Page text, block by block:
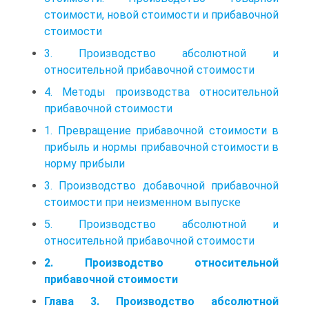
стоимости, новой стоимости и прибавочной
стоимости
3. Производство абсолютной и
относительной прибавочной стоимости
4. Методы производства относительной
прибавочной стоимости
1. Превращение прибавочной стоимости в
прибыль и нормы прибавочной стоимости в
норму прибыли
3. Производство добавочной прибавочной
стоимости при неизменном выпуске
5. Производство абсолютной и
относительной прибавочной стоимости
2. Производство относительной
прибавочной стоимости
Глава 3. Производство абсолютной